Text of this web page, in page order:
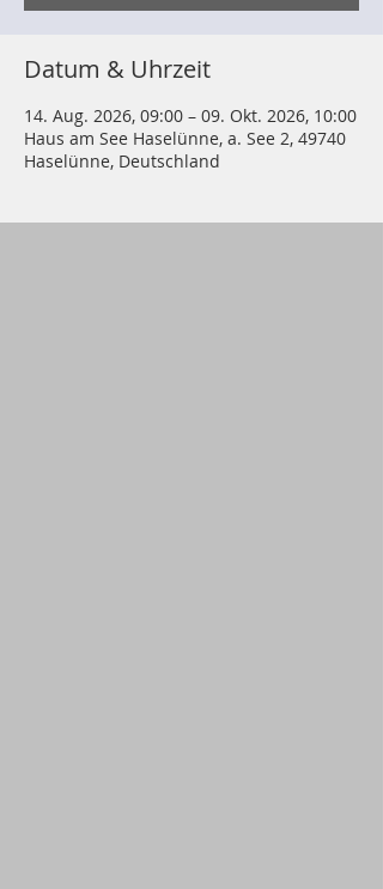
Datum & Uhrzeit
14. Aug. 2026, 09:00 – 09. Okt. 2026, 10:00
Haus am See Haselünne, a. See 2, 49740
Haselünne, Deutschland